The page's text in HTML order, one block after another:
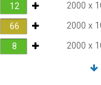
2000 x
2000 x
2000 x